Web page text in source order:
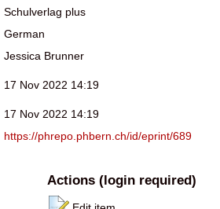
Schulverlag plus
German
Jessica Brunner
17 Nov 2022 14:19
17 Nov 2022 14:19
https://phrepo.phbern.ch/id/eprint/689
Actions (login required)